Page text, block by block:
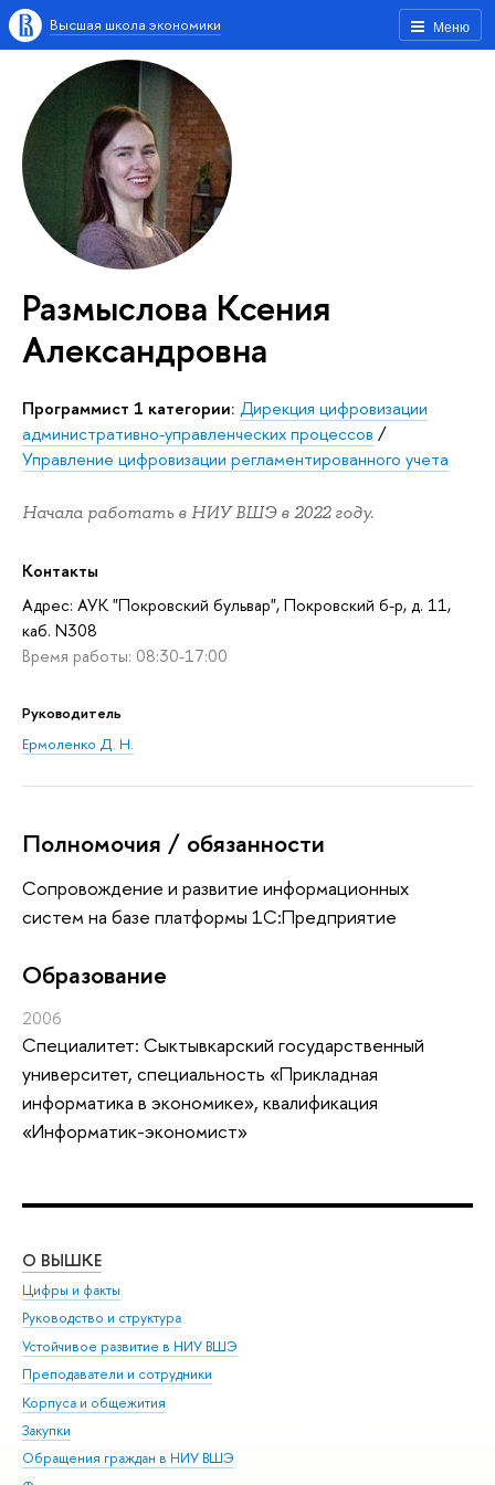
Меню
Высшая школа экономики
Размыслова Ксения
Александровна
Программист 1 категории: Дирекция цифровизации
административно-управленческих процессов /
Управление цифровизации регламентированного учета
Начала работать в НИУ ВШЭ в 2022 году.
Контакты
Адрес: АУК "Покровский бульвар", Покровский б-р, д. 11,
каб. N308
Время работы: 08:30-17:00
Руководитель
Ермоленко Д. Н.
Полномочия / обязанности
Сопровождение и развитие информационных
систем на базе платформы 1С:Предприятие
Oбразование
2006
Специалитет: Сыктывкарский государственный
университет, специальность «Прикладная
информатика в экономике», квалификация
«Информатик-экономист»
О ВЫШКЕ
Цифры и факты
Руководство и структура
Устойчивое развитие в НИУ ВШЭ
Преподаватели и сотрудники
Корпуса и общежития
Закупки
Обращения граждан в НИУ ВШЭ